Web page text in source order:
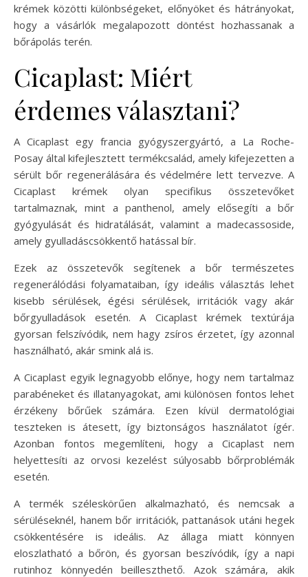
krémek közötti különbségeket, előnyöket és hátrányokat,
hogy a vásárlók megalapozott döntést hozhassanak a
bőrápolás terén.
Cicaplast: Miért
érdemes választani?
A Cicaplast egy francia gyógyszergyártó, a La Roche-
Posay által kifejlesztett termékcsalád, amely kifejezetten a
sérült bőr regenerálására és védelmére lett tervezve. A
Cicaplast krémek olyan specifikus összetevőket
tartalmaznak, mint a panthenol, amely elősegíti a bőr
gyógyulását és hidratálását, valamint a madecassoside,
amely gyulladáscsökkentő hatással bír.
Ezek az összetevők segítenek a bőr természetes
regenerálódási folyamataiban, így ideális választás lehet
kisebb sérülések, égési sérülések, irritációk vagy akár
bőrgyulladások esetén. A Cicaplast krémek textúrája
gyorsan felszívódik, nem hagy zsíros érzetet, így azonnal
használható, akár smink alá is.
A Cicaplast egyik legnagyobb előnye, hogy nem tartalmaz
parabéneket és illatanyagokat, ami különösen fontos lehet
érzékeny bőrűek számára. Ezen kívül dermatológiai
teszteken is átesett, így biztonságos használatot ígér.
Azonban fontos megemlíteni, hogy a Cicaplast nem
helyettesíti az orvosi kezelést súlyosabb bőrproblémák
esetén.
A termék széleskörűen alkalmazható, és nemcsak a
sérüléseknél, hanem bőr irritációk, pattanások utáni hegek
csökkentésére is ideális. Az állaga miatt könnyen
eloszlatható a bőrön, és gyorsan beszívódik, így a napi
rutinhoz könnyedén beilleszthető. Azok számára, akik